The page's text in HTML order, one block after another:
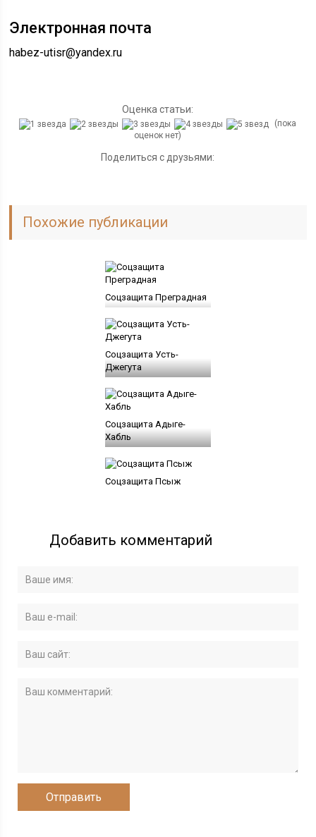
Электронная почта
habez-utisr@yandex.ru
Оценка статьи:
(пока
оценок нет)
Поделиться с друзьями:
Похожие публикации
Соцзащита Преградная
Соцзащита Усть-
Джегута
Соцзащита Адыге-
Хабль
Соцзащита Псыж
Добавить комментарий